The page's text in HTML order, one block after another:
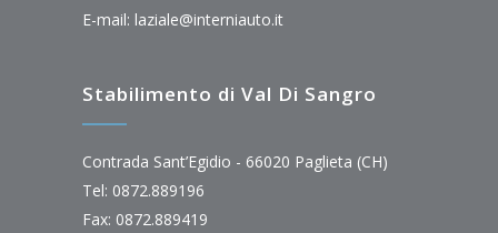
E-mail: laziale@interniauto.it
Stabilimento di Val Di Sangro
Contrada Sant’Egidio - 66020 Paglieta (CH)
Tel: 0872.889196
Fax: 0872.889419